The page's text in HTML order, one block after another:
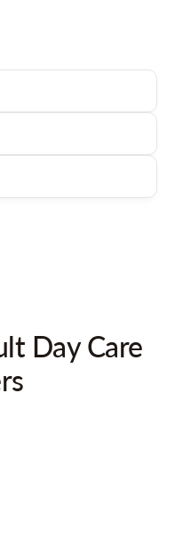
Day Care